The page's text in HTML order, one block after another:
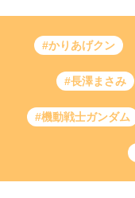
#かりあげクン
#長澤まさみ
#機動戦士ガンダム